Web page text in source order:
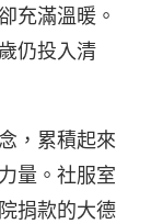
充滿溫暖。
仍投入清
，累積起來
量。社服室
捐款的大德